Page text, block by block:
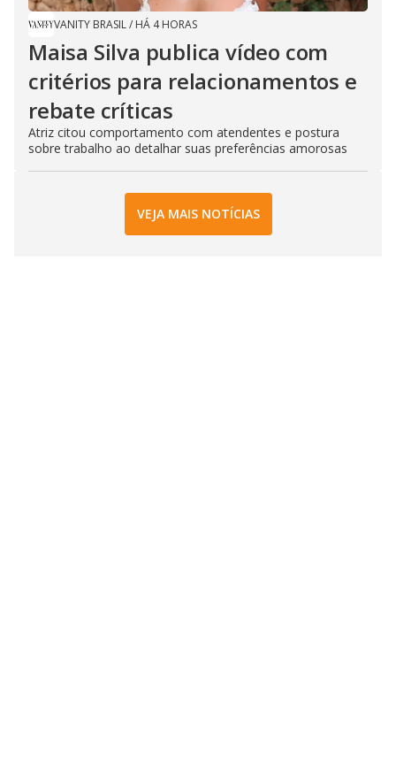
VANITY BRASIL/ HÁ 4 HORAS
Maisa Silva publica vídeo com
critérios para relacionamentos e
rebate críticas
Atriz citou comportamento com atendentes e postura
sobre trabalho ao detalhar suas preferências amorosas
VEJA MAIS NOTÍCIAS